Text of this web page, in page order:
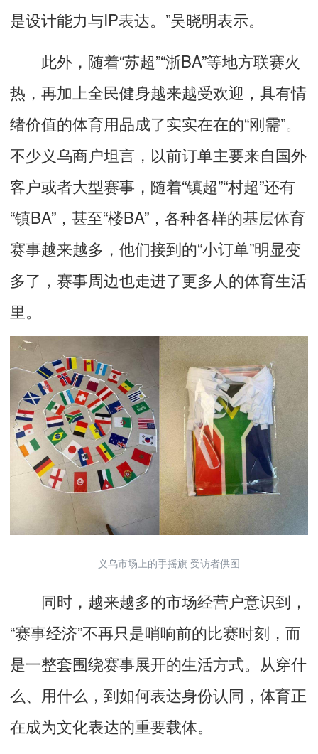
是设计能力与IP表达。”吴晓明表示。
此外，随着“苏超”“浙BA”等地方联赛火
热，再加上全民健身越来越受欢迎，具有情
绪价值的体育用品成了实实在在的“刚需”。
不少义乌商户坦言，以前订单主要来自国外
客户或者大型赛事，随着“镇超”“村超”还有
“镇BA”，甚至“楼BA”，各种各样的基层体育
赛事越来越多，他们接到的“小订单”明显变
多了，赛事周边也走进了更多人的体育生活
里。
义乌市场上的手摇旗 受访者供图
同时，越来越多的市场经营户意识到，
“赛事经济”不再只是哨响前的比赛时刻，而
是一整套围绕赛事展开的生活方式。从穿什
么、用什么，到如何表达身份认同，体育正
在成为文化表达的重要载体。